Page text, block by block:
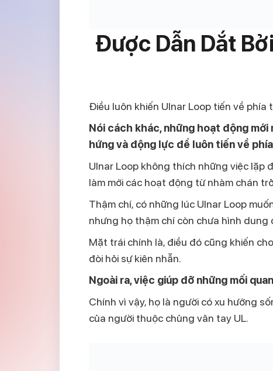
Được Dẫn Dắt
Điều luôn khiến Ulnar Loop tiến về phía
Nói cách khác, những hoạt động
hứng và động lực để luôn tiến về
Ulnar Loop không thích những việc lặp
làm mới các hoạt động từ nhàm chán
Thậm chí, có những lúc Ulnar Loop
nhưng họ thậm chí còn chưa hình dung
Mặt trái chính là, điều đó cũng khiến
đòi hỏi sự kiên nhẫn.
Ngoài ra, việc giúp đỡ những mối
Chính vì vậy, họ là người có xu hướng
của người thuộc chủng vân tay UL.